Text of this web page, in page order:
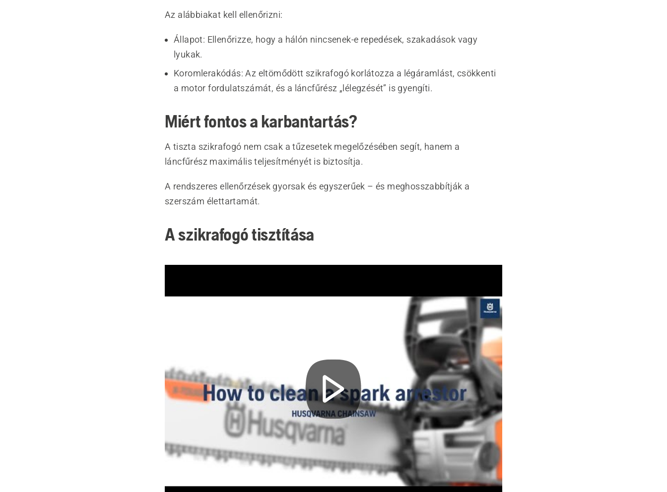
Az alábbiakat kell ellenőrizni:
Állapot: Ellenőrizze, hogy a hálón nincsenek-e repedések, szakadások vagy
lyukak.
Koromlerakódás: Az eltömődött szikrafogó korlátozza a légáramlást, csökkenti
a motor fordulatszámát, és a láncfűrész „lélegzését” is gyengíti.
Miért fontos a karbantartás?
A tiszta szikrafogó nem csak a tűzesetek megelőzésében segít, hanem a
láncfűrész maximális teljesítményét is biztosítja.
A rendszeres ellenőrzések gyorsak és egyszerűek – és meghosszabbítják a
szerszám élettartamát.
A szikrafogó tisztítása